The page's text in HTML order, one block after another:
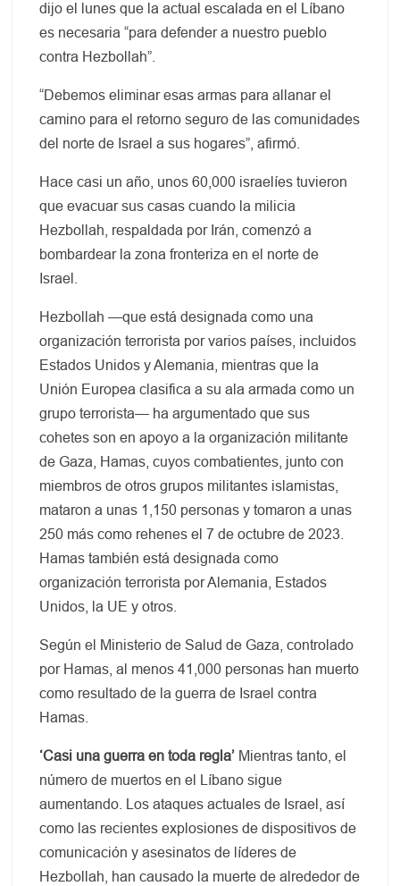
dijo el lunes que la actual escalada en el Líbano
es necesaria “para defender a nuestro pueblo
contra Hezbollah”.
“Debemos eliminar esas armas para allanar el
camino para el retorno seguro de las comunidades
del norte de Israel a sus hogares”, afirmó.
Hace casi un año, unos 60,000 israelíes tuvieron
que evacuar sus casas cuando la milicia
Hezbollah, respaldada por Irán, comenzó a
bombardear la zona fronteriza en el norte de
Israel.
Hezbollah —que está designada como una
organización terrorista por varios países, incluidos
Estados Unidos y Alemania, mientras que la
Unión Europea clasifica a su ala armada como un
grupo terrorista— ha argumentado que sus
cohetes son en apoyo a la organización militante
de Gaza, Hamas, cuyos combatientes, junto con
miembros de otros grupos militantes islamistas,
mataron a unas 1,150 personas y tomaron a unas
250 más como rehenes el 7 de octubre de 2023.
Hamas también está designada como
organización terrorista por Alemania, Estados
Unidos, la UE y otros.
Según el Ministerio de Salud de Gaza, controlado
por Hamas, al menos 41,000 personas han muerto
como resultado de la guerra de Israel contra
Hamas.
‘Casi una guerra en toda regla’ Mientras tanto, el
número de muertos en el Líbano sigue
aumentando. Los ataques actuales de Israel, así
como las recientes explosiones de dispositivos de
comunicación y asesinatos de líderes de
Hezbollah, han causado la muerte de alrededor de